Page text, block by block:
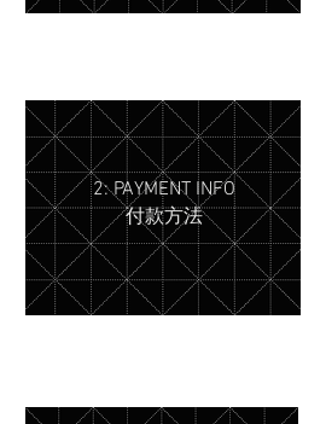
2: PAYMENT INFO
付款方法